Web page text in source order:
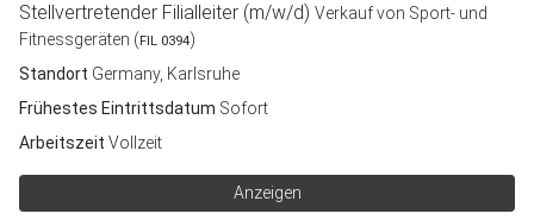
Stellvertretender Filialleiter (m/w/d) Verkauf von Sport- und
Fitnessgeräten ( FIL 0394)
Standort Germany, Karlsruhe
Frühestes Eintrittsdatum Sofort
Arbeitszeit Vollzeit
Anzeigen